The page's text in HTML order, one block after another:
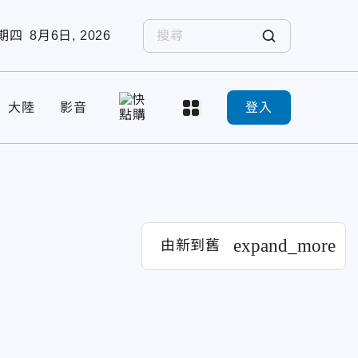
四 8月6日, 2026
大陸 影音 登入
由新到舊 expand_more